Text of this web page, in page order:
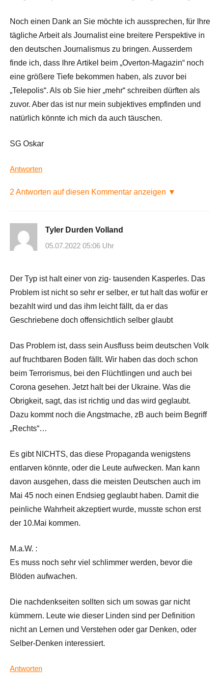
Noch einen Dank an Sie möchte ich aussprechen, für Ihre
tägliche Arbeit als Journalist eine breitere Perspektive in
den deutschen Journalismus zu bringen. Ausserdem
finde ich, dass Ihre Artikel beim „Overton-Magazin“ noch
eine größere Tiefe bekommen haben, als zuvor bei
„Telepolis“. Als ob Sie hier „mehr“ schreiben dürften als
zuvor. Aber das ist nur mein subjektives empfinden und
natürlich könnte ich mich da auch täuschen.
SG Oskar
Antworten
2 Antworten auf diesen Kommentar anzeigen ▼
Tyler Durden Volland
05.07.2022 05:06 Uhr
Der Typ ist halt einer von zig- tausenden Kasperles. Das
Problem ist nicht so sehr er selber, er tut halt das wofür er
bezahlt wird und das ihm leicht fällt, da er das
Geschriebene doch offensichtlich selber glaubt
Das Problem ist, dass sein Ausfluss beim deutschen Volk
auf fruchtbaren Boden fällt. Wir haben das doch schon
beim Terrorismus, bei den Flüchtlingen und auch bei
Corona gesehen. Jetzt halt bei der Ukraine. Was die
Obrigkeit, sagt, das ist richtig und das wird geglaubt.
Dazu kommt noch die Angstmache, zB auch beim Begriff
„Rechts“…
Es gibt NICHTS, das diese Propaganda wenigstens
entlarven könnte, oder die Leute aufwecken. Man kann
davon ausgehen, dass die meisten Deutschen auch im
Mai 45 noch einen Endsieg geglaubt haben. Damit die
peinliche Wahrheit akzeptiert wurde, musste schon erst
der 10.Mai kommen.
M.a.W. :
Es muss noch sehr viel schlimmer werden, bevor die
Blöden aufwachen.
Die nachdenkseiten sollten sich um sowas gar nicht
kümmern. Leute wie dieser Linden sind per Definition
nicht an Lernen und Verstehen oder gar Denken, oder
Selber-Denken interessiert.
Antworten